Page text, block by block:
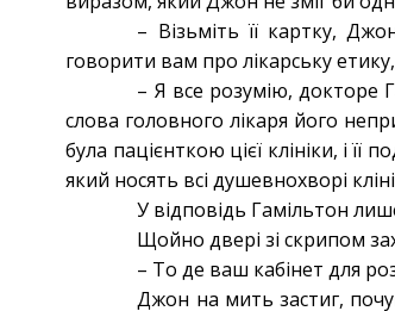
– Візьміть її картку,
говорити вам про лікарську
– Я все розумію, докторе
слова головного лікаря його
була пацієнткою цієї клініки, і
який носять всі душевнохворі
У відповідь Гамільтон
Щойно двері зі скрипом
– То де ваш кабінет для
Джон на мить застиг,